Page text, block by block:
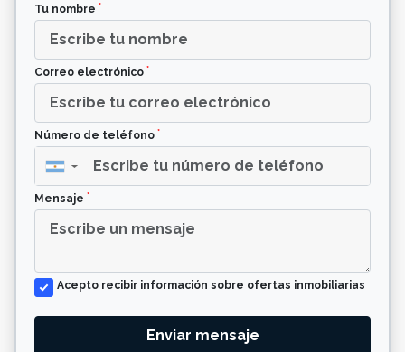
Tu nombre *
Correo electrónico *
Número de teléfono *
▼
Mensaje *
Acepto recibir información sobre ofertas inmobiliarias
Enviar mensaje